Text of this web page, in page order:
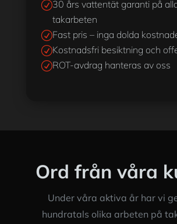
R30 års vattentät garanti på
takarbeten
RFast pris – inga dolda
RKostnadsfri besiktning och
RROT-avdrag hanteras av oss
Ord från våra
Under våra aktiva år har vi
hundratals olika arbeten på